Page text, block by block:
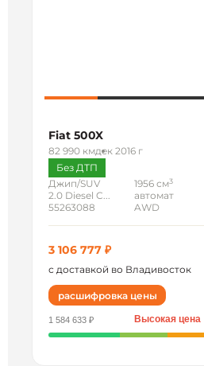
Fiat 500X
82 990 кмдек 2016 г
Без ДТП
Джип/SUV
2.0 Diesel C...
55263088
1956 см3
автомат
AWD
3 106 777 ₽
с доставкой во Владивосток
расшифровка цены
1 584 633 ₽ Высокая цена